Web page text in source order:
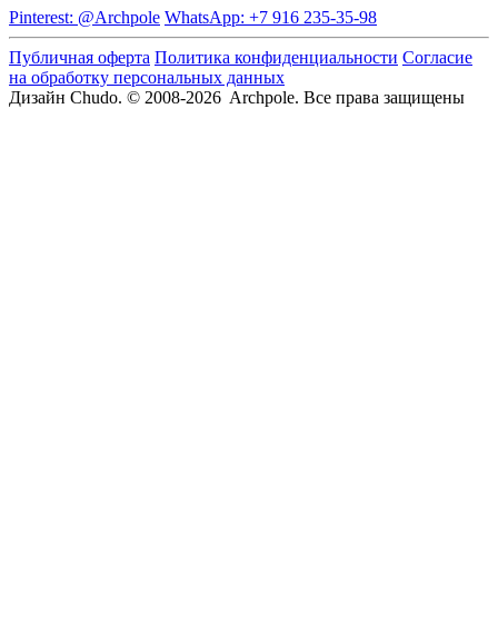
Pinterest: @Archpole WhatsApp: +7 916 235-35-98
Публичная оферта Политика конфиденциальности Согласие
на обработку персональных данных
Дизайн Chudo. © 2008-2026 Archpole. Все права защищены